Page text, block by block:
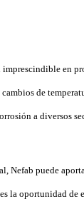
en
de
a diversos
Nefab puede
la oportunidad de